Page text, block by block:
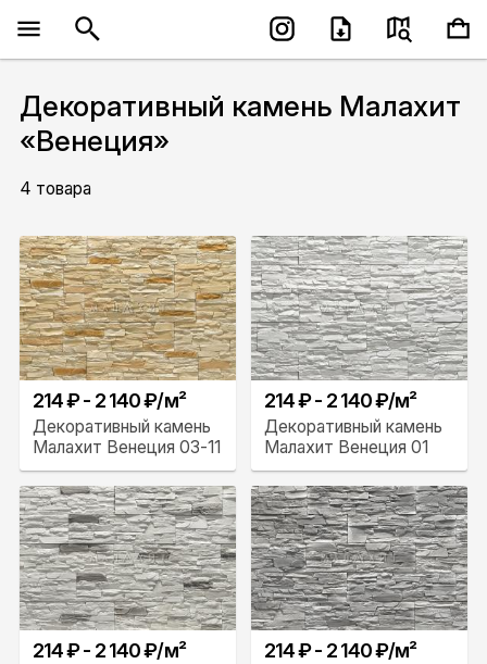
Декоративный камень Малахит
«Венеция»
4 товара
214 ₽ - 2 140 ₽/м²
Декоративный камень
Малахит Венеция 03-11
214 ₽ - 2 140 ₽/м²
Декоративный камень
Малахит Венеция 01
214 ₽ - 2 140 ₽/м² 214 ₽ - 2 140 ₽/м²